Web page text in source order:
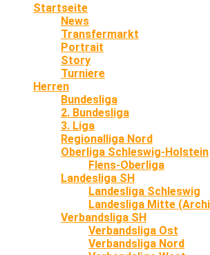
Startseite
News
Transfermarkt
Portrait
Story
Turniere
Herren
Bundesliga
2. Bundesliga
3. Liga
Regionalliga Nord
Oberliga Schleswig-Holstein
Flens-Oberliga
Landesliga SH
Landesliga Schleswig
Landesliga Mitte
Verbandsliga SH
Verbandsliga Ost
Verbandsliga Nord